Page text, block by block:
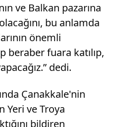
ve Balkan pazarına
bu anlamda
önemli
beraber fuara katılıp,
dedi.
Çanakkale'nin
Yeri ve Troya
bildiren